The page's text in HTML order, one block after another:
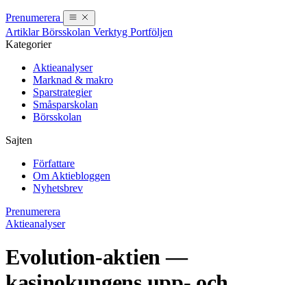
Prenumerera
ArtiklarBörsskolan Verktyg Portföljen
Kategorier
Aktieanalyser
Marknad & makro
Sparstrategier
Småsparskolan
Börsskolan
Sajten
Författare
Om Aktiebloggen
Nyhetsbrev
Prenumerera
Aktieanalyser
Evolution-aktien —